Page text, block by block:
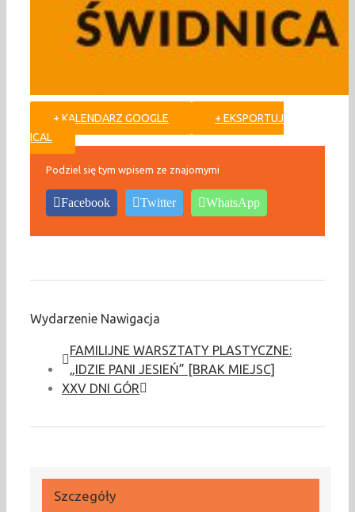
+ KALENDARZ GOOGLE
+ EKSPORTUJ
ICAL
Podziel się tym wpisem ze znajomymi
Facebook Twitter WhatsApp
Wydarzenie Nawigacja
FAMILIJNE WARSZTATY PLASTYCZNE:
„IDZIE PANI JESIEŃ” [BRAK MIEJSC]
XXV DNI GÓR
Szczegóły